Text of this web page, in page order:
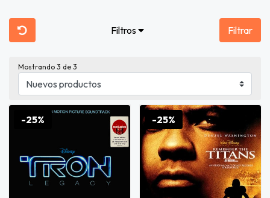
Filtros Filtrar
Mostrando 3 de 3
-25% -25%